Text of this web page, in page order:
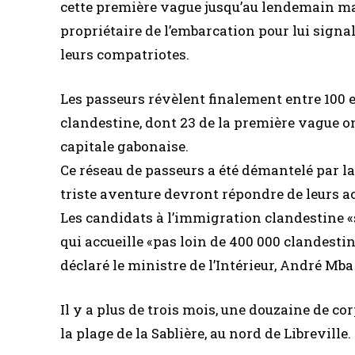
cette première vague jusqu’au lendemain
propriétaire de l’embarcation pour lui
leurs compatriotes.
Les passeurs révèlent finalement entre 100
clandestine, dont 23 de la première vague
capitale gabonaise.
Ce réseau de passeurs a été démantelé
triste aventure devront répondre de leurs
Les candidats à l’immigration clandestine
qui accueille «pas loin de 400 000
déclaré le ministre de l’Intérieur, André Mba
Il y a plus de trois mois, une douzaine de
la plage de la Sablière, au nord de Libreville.